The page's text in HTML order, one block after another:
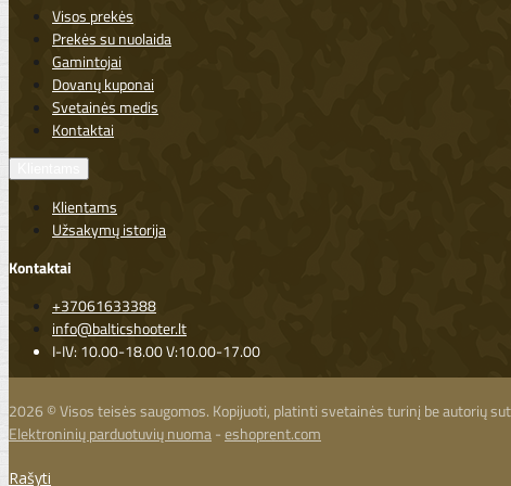
Visos prekės
Prekės su nuolaida
Gamintojai
Dovanų kuponai
Svetainės medis
Kontaktai
Klientams
Užsakymų istorija
Kontaktai
+37061633388
info@balticshooter.lt
I-IV: 10.00-18.00 V:10.00-17.00
2026 © Visos teisės saugomos. Kopijuoti, platinti svetainės turinį be autorių
Elektroninių parduotuvių nuoma-eshoprent.com
Rašyti